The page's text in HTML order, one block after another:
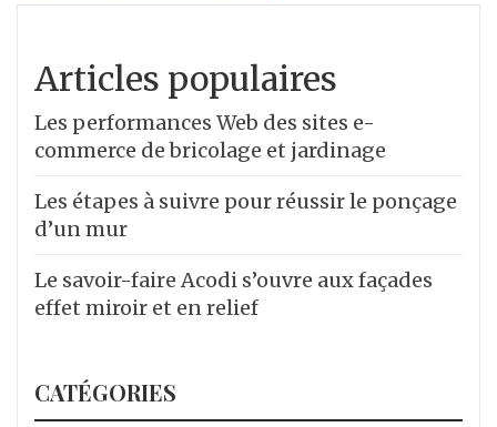
Articles populaires
Les performances Web des sites e-
commerce de bricolage et jardinage
Les étapes à suivre pour réussir le ponçage
d’un mur
Le savoir-faire Acodi s’ouvre aux façades
effet miroir et en relief
CATÉGORIES